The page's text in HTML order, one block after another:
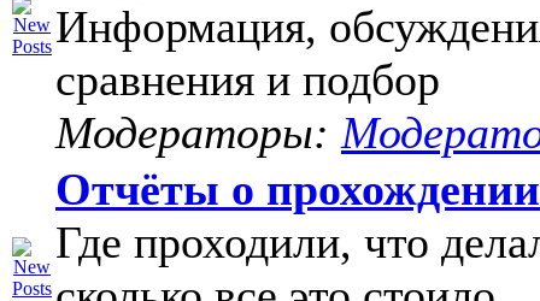
Информация,
сравнения и подбор
Модераторы:
Отчёты о
Где проходили, что